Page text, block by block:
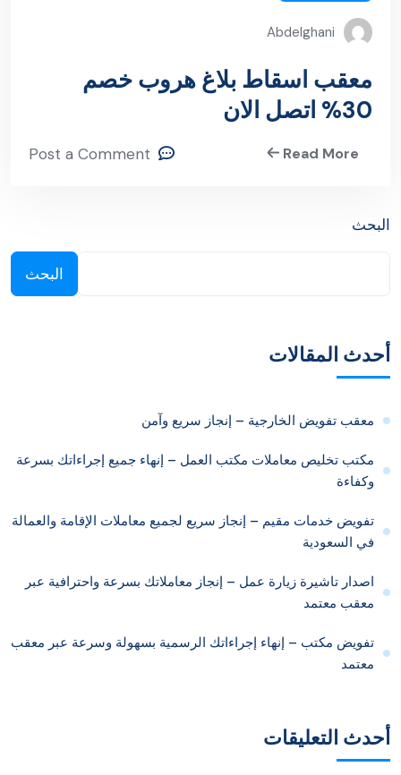
Abdelghani
معقب اسقاط بلاغ هروب خصم
30% اتصل الان
Read More
Post a Comment
البحث
البحث
أحدث المقالات
معقب تفويض الخارجية – إنجاز سريع وآمن
مكتب تخليص معاملات مكتب العمل – إنهاء جميع إجراءاتك بسرعة
وكفاءة
تفويض خدمات مقيم – إنجاز سريع لجميع معاملات الإقامة والعمالة
في السعودية
اصدار تاشيرة زيارة عمل – إنجاز معاملاتك بسرعة واحترافية عبر
معقب معتمد
تفويض مكتب – إنهاء إجراءاتك الرسمية بسهولة وسرعة عبر معقب
معتمد
أحدث التعليقات